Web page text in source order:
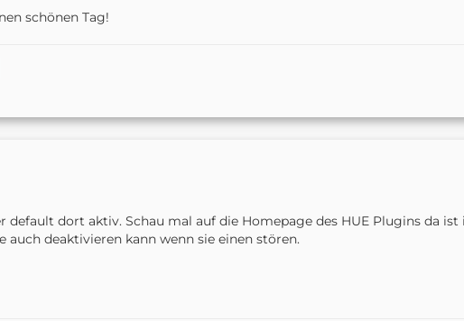
schönen Tag!
default dort aktiv. Schau mal auf die Homepage des HUE Plugins da
auch deaktivieren kann wenn sie einen stören.